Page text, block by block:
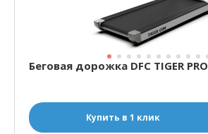
Беговая дорожка DFC TIGER PRO
Купить в 1 клик